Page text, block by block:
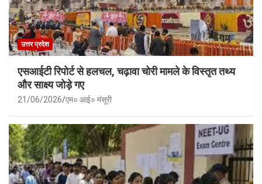
उत्तर प्रदेश
एसआईटी रिपोर्ट से हलचल, चढ़ावा चोरी मामले के विस्तृत तथ्य
और साक्ष्य जोड़े गए
21/06/2026 एम० आई० मंसूरी